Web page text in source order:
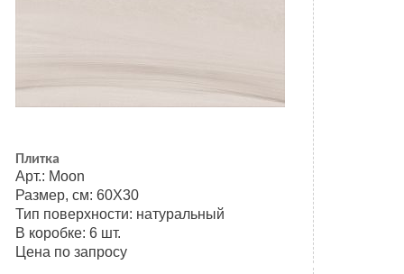
Плитка
Арт.: Moon
Размер, см: 60Х30
Тип поверхности: натуральный
В коробке: 6 шт.
Цена по запросу